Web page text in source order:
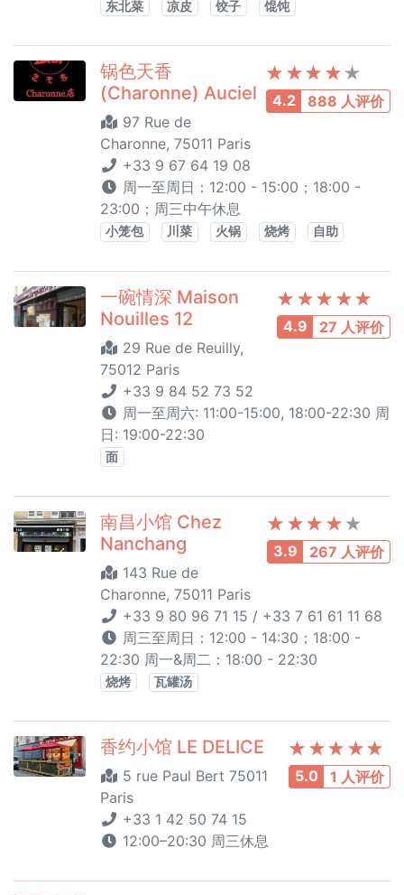
东北菜 凉皮 饺子 馄饨
4.2 888 人评价
锅色天香
(Charonne) Auciel
97 Rue de
Charonne, 75011 Paris
+33 9 67 64 19 08
周一至周日：12:00 - 15:00；18:00 -
23:00；周三中午休息
小笼包 川菜 火锅 烧烤 自助
4.9 27 人评价
一碗情深 Maison
Nouilles 12
29 Rue de Reuilly,
75012 Paris
+33 9 84 52 73 52
周一至周六: 11:00-15:00, 18:00-22:30 周
日: 19:00-22:30
面
3.9 267 人评价
南昌小馆 Chez
Nanchang
143 Rue de
Charonne, 75011 Paris
+33 9 80 96 71 15 / +33 7 61 61 11 68
周三至周日：12:00 - 14:30；18:00 -
22:30 周一&周二：18:00 - 22:30
烧烤 瓦罐汤
5.0 1 人评价
香约小馆 LE DELICE
5 rue Paul Bert 75011
Paris
+33 1 42 50 74 15
12:00–20:30 周三休息